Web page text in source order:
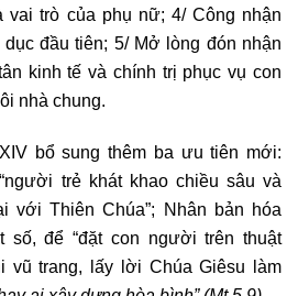
vai trò của phụ nữ; 4/ Công nhận
đầu tiên; 5/ Mở lòng đón nhận
kinh tế và chính trị phục vụ con
nhà chung.
bổ sung thêm ba ưu tiên mới:
trẻ khát khao chiều sâu và
với Thiên Chúa”; Nhân bản hóa
số, để “đặt con người trên thuật
vũ trang, lấy lời Chúa Giêsu làm